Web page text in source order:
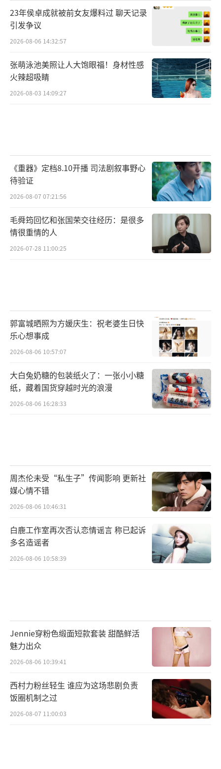
23年侯卓成就被前女友爆料过 聊天记录
引发争议
2026-08-06 14:32:57
张萌泳池美照让人大饱眼福！身材性感
火辣超吸睛
2026-08-03 14:09:27
《重器》定档8.10开播 司法剧叙事野心
待验证
2026-08-07 07:21:56
毛舜筠回忆和张国荣交往经历：是很多
情很重情的人
2026-07-28 11:00:25
郭富城晒照为方媛庆生：祝老婆生日快
乐心想事成
2026-08-06 10:57:07
大白兔奶糖的包装纸火了：一张小小糖
纸，藏着国货穿越时光的浪漫
2026-08-06 16:28:33
周杰伦未受“私生子”传闻影响 更新社
媒心情不错
2026-08-06 10:46:31
白鹿工作室再次否认恋情谣言 称已起诉
多名造谣者
2026-08-06 10:58:39
Jennie穿粉色缎面短款套装 甜酷鲜活
魅力出众
2026-08-06 10:39:41
西村力粉丝轻生 谁应为这场悲剧负责
饭圈机制之过
2026-08-07 11:00:03